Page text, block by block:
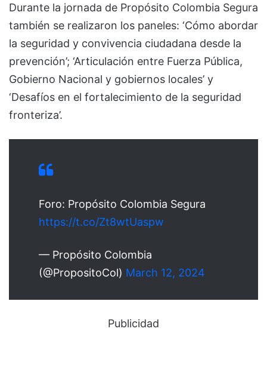
Durante la jornada de Propósito Colombia Segura
también se realizaron los paneles: ‘Cómo abordar
la seguridad y convivencia ciudadana desde la
prevención’; ‘Articulación entre Fuerza Pública,
Gobierno Nacional y gobiernos locales’ y
‘Desafíos en el fortalecimiento de la seguridad
fronteriza’.
Foro: Propósito Colombia Segura
https://t.co/Zt8wtUaspw
— Propósito Colombia
(@PropositoCol) March 12, 2024
Publicidad